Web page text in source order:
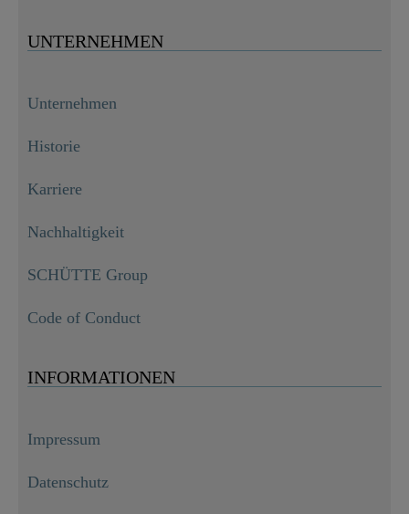
UNTERNEHMEN
Unternehmen
Historie
Karriere
Nachhaltigkeit
SCHÜTTE Group
Code of Conduct
INFORMATIONEN
Impressum
Datenschutz